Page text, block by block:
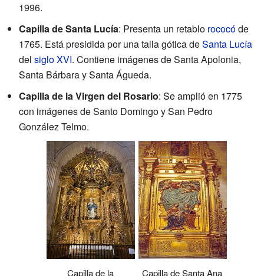
1996.
Capilla de Santa Lucía: Presenta un retablo rococóde
1765. Está presidida por una talla gótica deSanta Lucía
del siglo XVI. Contiene imágenes de Santa Apolonia,
Santa Bárbara y Santa Águeda.
Capilla de la Virgen del Rosario: Se amplió en 1775
con imágenes de Santo Domingo y San Pedro
González Telmo.
Capilla de la Capilla de Santa Ana